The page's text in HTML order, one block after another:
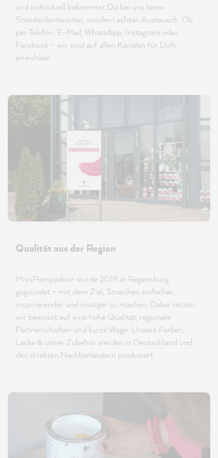
und individuell bekommst Du bei uns keine
Standardantworten, sondern echten Austausch. Ob
per Telefon, E-Mail, WhatsApp, Instagram oder
Facebook – wir sind auf allen Kanälen für Dich
erreichbar.
Qualität aus der Region
MissPompadour wurde 2019 in Regensburg
gegründet – mit dem Ziel, Streichen einfacher,
inspirierender und mutiger zu machen. Dabei setzen
wir bewusst auf eine hohe Qualität, regionale
Partnerschaften und kurze Wege: Unsere Farben,
Lacke & unser Zubehör werden in Deutschland und
den direkten Nachbarländern produziert.